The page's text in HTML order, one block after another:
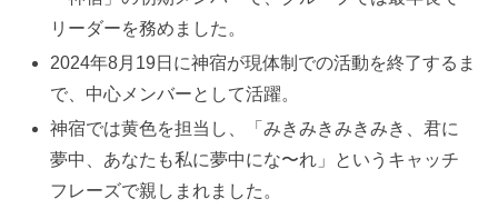
リーダーを務めました。
2024年8月19日に神宿が現体制での活動を終了するま
で、中心メンバーとして活躍。
神宿では黄色を担当し、「みきみきみきみき、君に
夢中、あなたも私に夢中にな〜れ」というキャッチ
フレーズで親しまれました。